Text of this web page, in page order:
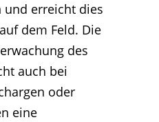
und erreicht dies
dem Feld. Die
des
auch bei
oder
eine